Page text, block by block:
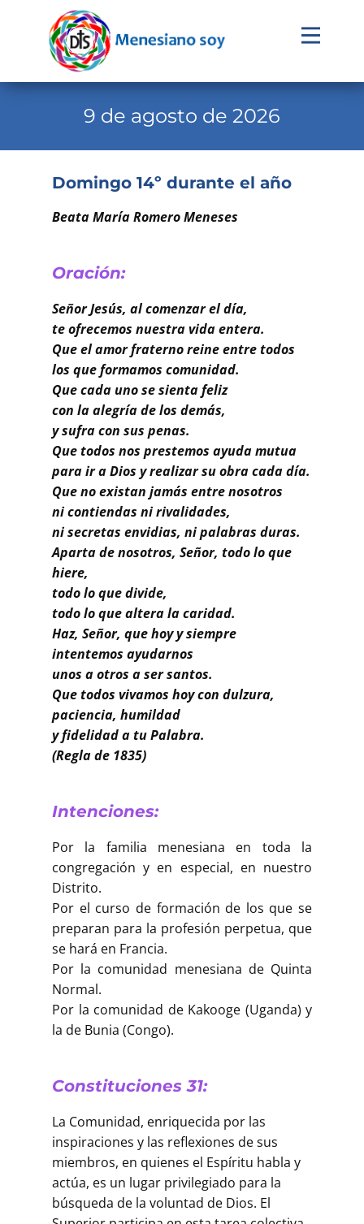
Evangelio
Pastoral Vocacional
Recursos
Contacto
Buscar
9 de agosto de 2026
Domingo 14º durante el año
Beata María Romero Meneses
Oración:
Señor Jesús, al comenzar el día,
te ofrecemos nuestra vida entera.
Que el amor fraterno reine entre todos
los que formamos comunidad.
Que cada uno se sienta feliz
con la alegría de los demás,
y sufra con sus penas.
Que todos nos prestemos ayuda mutua
para ir a Dios y realizar su obra cada día.
Que no existan jamás entre nosotros
ni contiendas ni rivalidades,
ni secretas envidias, ni palabras duras.
Aparta de nosotros, Señor, todo lo que
hiere,
todo lo que divide,
todo lo que altera la caridad.
Haz, Señor, que hoy y siempre
intentemos ayudarnos
unos a otros a ser santos.
Que todos vivamos hoy con dulzura,
paciencia, humildad
y fidelidad a tu Palabra.
(Regla de 1835)
Intenciones:
Por la familia menesiana en toda la
congregación y en especial, en nuestro
Distrito.
Por el curso de formación de los que se
preparan para la profesión perpetua, que
se hará en Francia.
Por la comunidad menesiana de Quinta
Normal.
Por la comunidad de Kakooge (Uganda) y
la de Bunia (Congo).
Constituciones 31:
La Comunidad, enriquecida por las
inspiraciones y las reflexiones de sus
miembros, en quienes el Espíritu habla y
actúa, es un lugar privilegiado para la
búsqueda de la voluntad de Dios. El